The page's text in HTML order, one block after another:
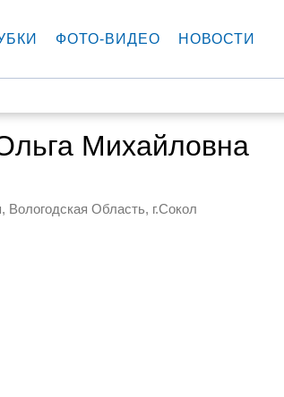
ФОТО-ВИДЕО НОВОСТИ
Михайловна
Вологодская Область, г.Сокол